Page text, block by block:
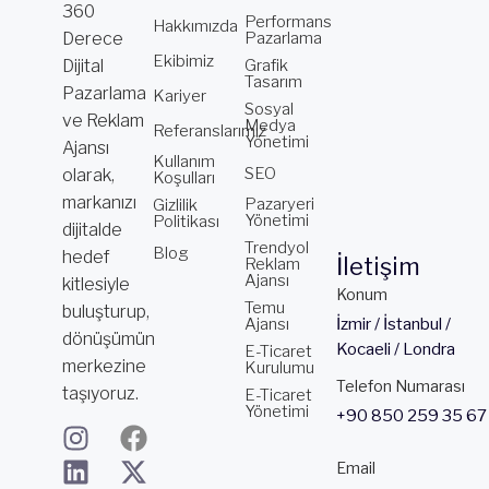
360
Derece
Dijital
Pazarlama
ve Reklam
Ajansı
olarak,
markanızı
dijitalde
hedef
kitlesiyle
buluşturup,
dönüşümün
merkezine
taşıyoruz.
I
n
F
a
L
i
X
-
Y
o
T
i
Hakkımızda
Ekibimiz
Kariyer
Referanslarımız
Kullanım
Koşulları
Gizlilik
Politikası
Blog
Performans
Pazarlama
Grafik
Tasarım
Sosyal
Medya
Yönetimi
SEO
Pazaryeri
Yönetimi
Trendyol
Reklam
Ajansı
Temu
Ajansı
E-Ticaret
Kurulumu
E-Ticaret
Yönetimi
Konum
İzmir / İstanbul /
Kocaeli / Londra
Telefon Numarası
+90 850 259 35 67
Email
İletişim